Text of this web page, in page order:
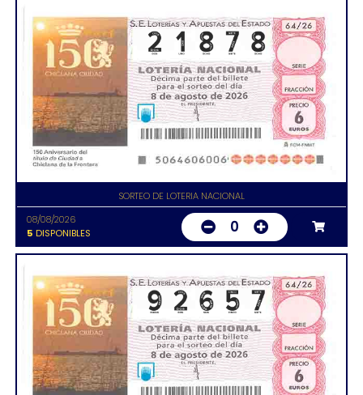
SORTEO DE LOTERIA NACIONAL
08/08/2026
5 DISPONIBLES 0